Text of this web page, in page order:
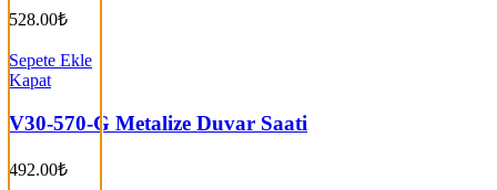
528.00₺
Sepete Ekle
Kapat
V30-570-G Metalize Duvar Saati
492.00₺